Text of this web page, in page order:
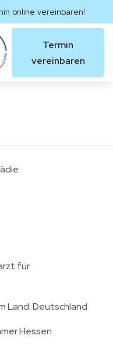
online vereinbaren!
Termin
vereinbaren
für
Land: Deutschland
Hessen